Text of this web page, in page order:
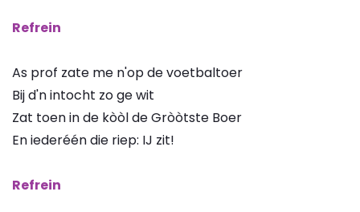
Refrein
As prof zate me n'op de voetbaltoer
Bij d'n intocht zo ge wit
Zat toen in de kòòl de Gròòtste Boer
En iederéén die riep: IJ zit!
Refrein